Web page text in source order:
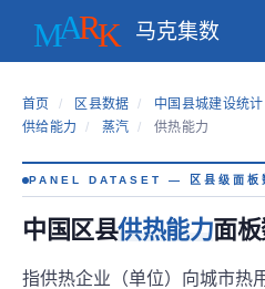
马克集数
首页 / 区县数据 / 中国县城建设统计
供给能力
/ 蒸汽 / 供热能力
PANEL DATASET — 区县级面板
中国区县供热能力面板
指供热企业（单位）向城市热